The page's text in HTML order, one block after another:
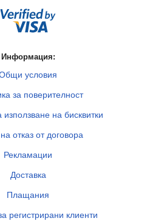
Информация:
условия
за поверителност
използване на бисквитки
отказ от договора
Рекламации
Доставка
Плащания
регистрирани клиенти